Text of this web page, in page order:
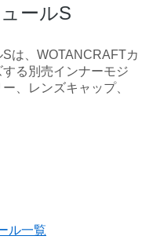
ールS
は、WOTANCRAFTカ
る別売インナーモジ
、レンズキャップ、
ル一覧